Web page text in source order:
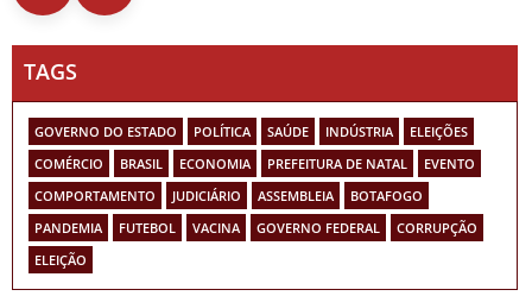
TAGS
GOVERNO DO ESTADO POLÍTICA SAÚDE INDÚSTRIA
ELEIÇÕES
COMÉRCIO
BRASIL ECONOMIA PREFEITURA DE NATAL
EVENTO
COMPORTAMENTO
JUDICIÁRIO ASSEMBLEIA
BOTAFOGO
PANDEMIA
FUTEBOL VACINA GOVERNO FEDERAL
CORRUPÇÃO
ELEIÇÃO